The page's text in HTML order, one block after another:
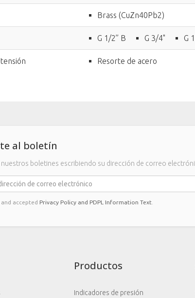
Brass (CuZn40Pb2)
G 1/2’’ B G 3/4" G
Resorte de acero
al boletín
nuestros boletines escribiendo su dirección de correo
accepted Privacy Policy and PDPL Information Text
Productos
Indicadores de presión